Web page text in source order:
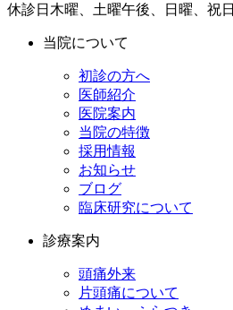
休診日 木曜、土曜午後、日曜、祝日
当院について
初診の方へ
医師紹介
医院案内
当院の特徴
採用情報
お知らせ
ブログ
臨床研究について
診療案内
頭痛外来
片頭痛について